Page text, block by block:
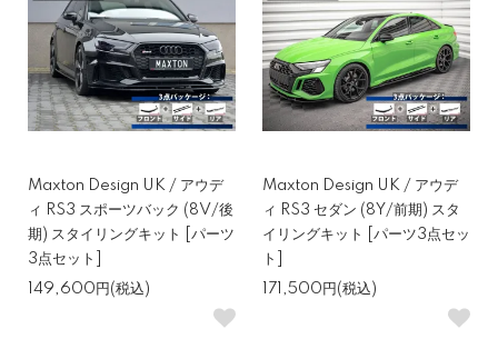
Maxton Design UK / アウデ
ィ RS3 スポーツバック (8V/後
期) スタイリングキット [パーツ
3点セット]
149,600円(税込)
Maxton Design UK / アウデ
ィ RS3 セダン (8Y/前期) スタ
イリングキット [パーツ3点セッ
ト]
171,500円(税込)